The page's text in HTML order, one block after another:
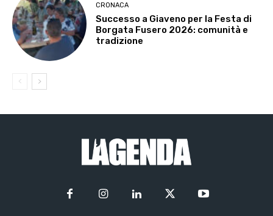
CRONACA
Successo a Giaveno per la Festa di
Borgata Fusero 2026: comunità e
tradizione